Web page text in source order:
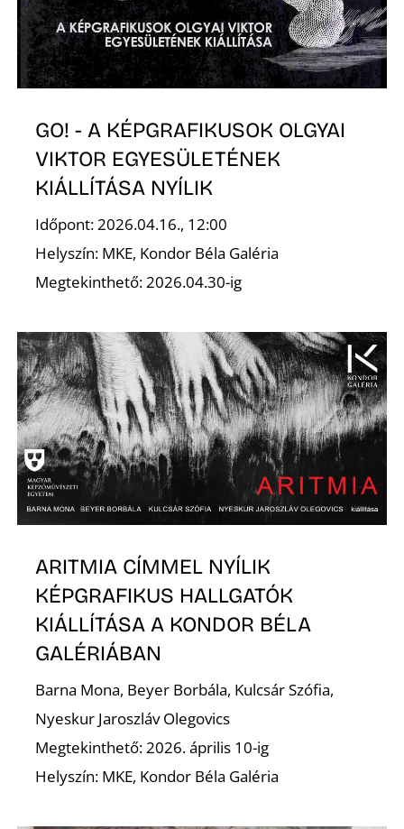
GO! - A KÉPGRAFIKUSOK OLGYAI
VIKTOR EGYESÜLETÉNEK
KIÁLLÍTÁSA NYÍLIK
Időpont: 2026.04.16., 12:00
Helyszín: MKE, Kondor Béla Galéria
Megtekinthető: 2026.04.30-ig
ARITMIA CÍMMEL NYÍLIK
KÉPGRAFIKUS HALLGATÓK
KIÁLLÍTÁSA A KONDOR BÉLA
GALÉRIÁBAN
Barna Mona, Beyer Borbála, Kulcsár Szófia,
Nyeskur Jaroszláv Olegovics
Megtekinthető: 2026. április 10-ig
Helyszín: MKE, Kondor Béla Galéria